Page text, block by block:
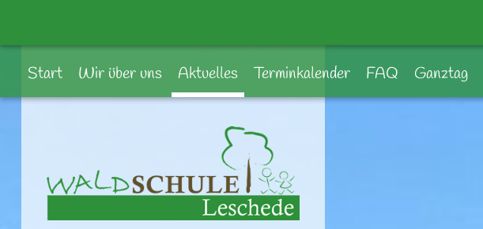
Start Wir über uns Aktuelles Terminkalender FAQ Ganztag